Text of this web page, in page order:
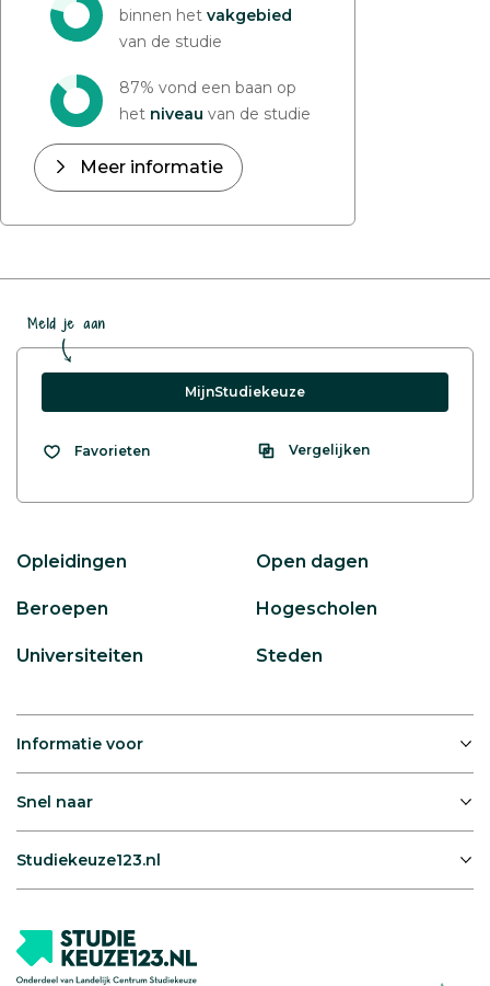
binnen het vakgebied
van de studie
87% vond een baan op
het niveau van de studie
Meer informatie
Meld je aan
MijnStudiekeuze
Favorieten Vergelijken
Opleidingen Open dagen
Beroepen Hogescholen
Universiteiten Steden
Informatie voor
Snel naar
Studiekeuze123.nl